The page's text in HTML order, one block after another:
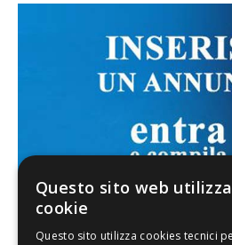
Questo sito web utilizza
cookie